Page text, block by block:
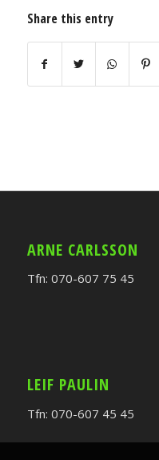
Share this entry
ARNE CARLSSON
Tfn: 070-607 75 45
LEIF PAULIN
Tfn: 070-607 45 45